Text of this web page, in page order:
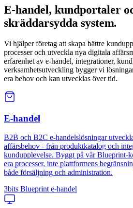
E-handel, kundportaler
skräddarsydda system.
Vi hjälper företag att skapa bättre
processer och utveckla nya digitala
erfarenhet av e-handel, integrationer,
verksamhetsutveckling bygger vi
era behov och kan utvecklas över tid.
E-handel
B2B och B2C e-handelslösningar
affärsbehov - från produktkatalog och
kundupplevelse. Byggt på vår Blueprint-
era processer, inte plattformens
både försäljning och administration.
3bits Blueprint e-handel